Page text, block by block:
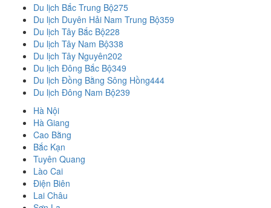
Du lịch Bắc Trung Bộ275
Du lịch Duyên Hải Nam Trung Bộ359
Du lịch Tây Bắc Bộ228
Du lịch Tây Nam Bộ338
Du lịch Tây Nguyên202
Du lịch Đông Bắc Bộ349
Du lịch Đồng Bằng Sông Hồng444
Du lịch Đông Nam Bộ239
Hà Nội
Hà Giang
Cao Bằng
Bắc Kạn
Tuyên Quang
Lào Cai
Điện Biên
Lai Châu